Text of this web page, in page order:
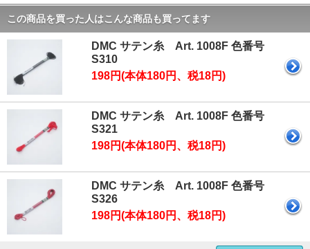
この商品を買った人はこんな商品も買ってます
DMC サテン糸 Art. 1008F 色番号
S310
198円(本体180円、税18円)
DMC サテン糸 Art. 1008F 色番号
S321
198円(本体180円、税18円)
DMC サテン糸 Art. 1008F 色番号
S326
198円(本体180円、税18円)